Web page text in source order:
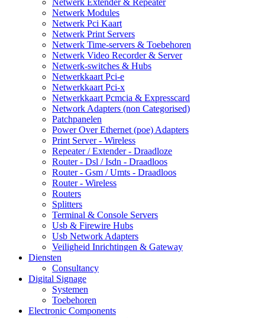
Netwerk Extender & Repeater
Netwerk Modules
Netwerk Pci Kaart
Netwerk Print Servers
Netwerk Time-servers & Toebehoren
Netwerk Video Recorder & Server
Netwerk-switches & Hubs
Netwerkkaart Pci-e
Netwerkkaart Pci-x
Netwerkkaart Pcmcia & Expresscard
Network Adapters (non Categorised)
Patchpanelen
Power Over Ethernet (poe) Adapters
Print Server - Wireless
Repeater / Extender - Draadloze
Router - Dsl / Isdn - Draadloos
Router - Gsm / Umts - Draadloos
Router - Wireless
Routers
Splitters
Terminal & Console Servers
Usb & Firewire Hubs
Usb Network Adapters
Veiligheid Inrichtingen & Gateway
Diensten
Consultancy
Digital Signage
Systemen
Toebehoren
Electronic Components